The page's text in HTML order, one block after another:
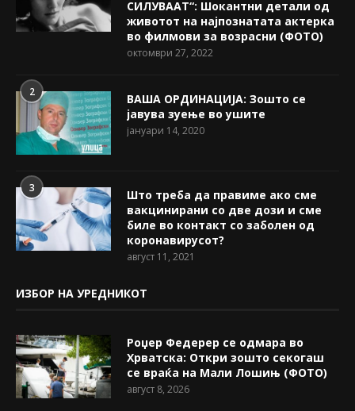
СИЛУВААТ“: Шокантни детали од
животот на најпознатата актерка
во филмови за возрасни (ФОТО)
октомври 27, 2022
2
ВАША ОРДИНАЦИЈА: Зошто се
јавува зуење во ушите
јануари 14, 2020
3
Што треба да правиме ако сме
вакцинирани со две дози и сме
биле во контакт со заболен од
коронавирусот?
август 11, 2021
ИЗБОР НА УРЕДНИКОТ
Роџер Федерер се одмара во
Хрватска: Откри зошто секогаш
се враќа на Мали Лошињ (ФОТО)
август 8, 2026